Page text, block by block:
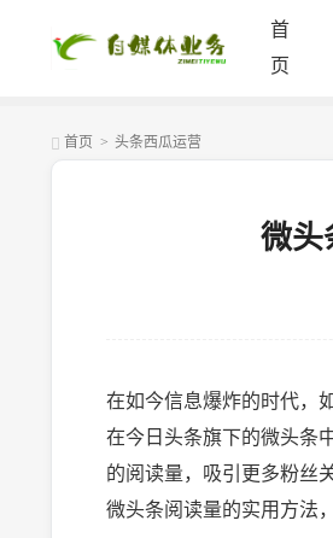
首
页
首页 > 头条西瓜运营
微头
在如今信息爆炸的时代，
在今日头条旗下的微头条
的阅读量，吸引更多粉丝
微头条阅读量的实用方法